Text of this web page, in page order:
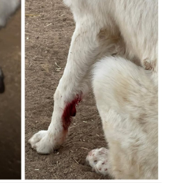
קרדיט - צילום פרטי
בערב יום שישי האחרון,
דיווח על אירוע ירי - כחלק